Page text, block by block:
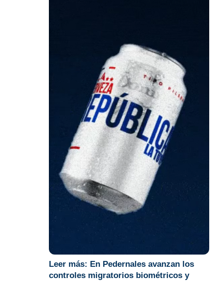
Leer más: En Pedernales avanzan los
controles migratorios biométricos y